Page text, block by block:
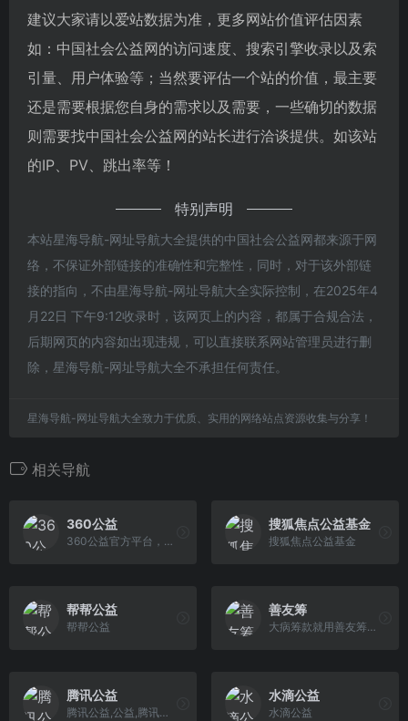
建议大家请以爱站数据为准，更多网站价值评估因素
如：中国社会公益网的访问速度、搜索引擎收录以及索
引量、用户体验等；当然要评估一个站的价值，最主要
还是需要根据您自身的需求以及需要，一些确切的数据
则需要找中国社会公益网的站长进行洽谈提供。如该站
的IP、PV、跳出率等！
特别声明
本站星海导航-网址导航大全提供的中国社会公益网都来源于网
络，不保证外部链接的准确性和完整性，同时，对于该外部链
接的指向，不由星海导航-网址导航大全实际控制，在2025年4
月22日 下午9:12收录时，该网页上的内容，都属于合规合法，
后期网页的内容如出现违规，可以直接联系网站管理员进行删
除，星海导航-网址导航大全不承担任何责任。
星海导航-网址导航大全致力于优质、实用的网络站点资源收集与分享！
相关导航
360公益
360公益官方平台，由360发起，致力于通过科技创新，为网友提供安全、便捷的公益参与平台，推动公益慈善事业发展。
搜狐焦点公益基金
搜狐焦点公益基金
帮帮公益
帮帮公益
善友筹
大病筹款就用善友筹，零手续费！
腾讯公益
腾讯公益,公益,腾讯网,腾讯,QQ,Tencent
水滴公益
水滴公益